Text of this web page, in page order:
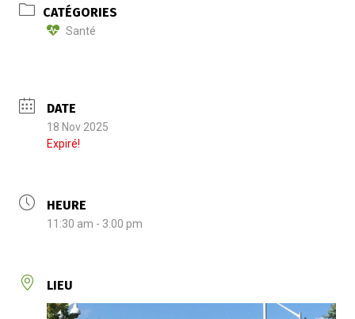
CATÉGORIES
Santé
DATE
18 Nov 2025
Expiré!
HEURE
11:30 am - 3:00 pm
LIEU